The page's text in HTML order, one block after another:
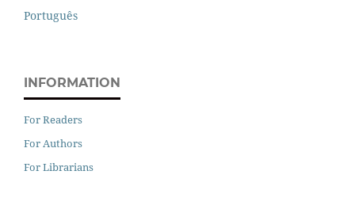
Português
INFORMATION
For Readers
For Authors
For Librarians